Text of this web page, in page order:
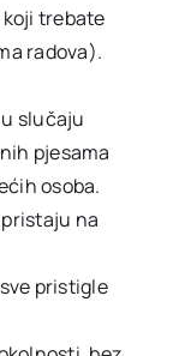
trebate
radova).
slučaju
pjesama
osoba.
na
pristigle